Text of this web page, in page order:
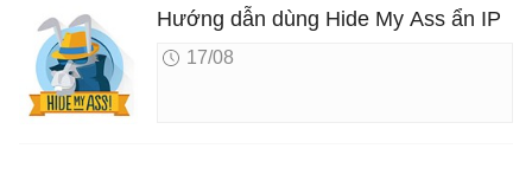
Hướng dẫn dùng Hide My Ass ẩn IP
17/08